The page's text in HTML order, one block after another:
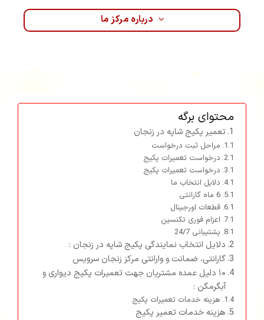
درباره مرکز ما
محتوای برگه
تعمیر پکیج شاپه در زنجان
مراحل ثبت درخواست
درخواست تعمیرات پکیج
درخواست تعمیرات پکیج
دلایل انتخاب ما
6 ماه گارانتی
قطعات اورجینال
اعزام فوری تکنسین
پشتیبانی 24/7
دلایل انتخاب نمایندگی پکیج شاپه در زنجان :
گارانتی، ضمانت و وارانتی مرکز زنجان سرویس
۱۰ دلیل عمده مشتریان جهت تعمیرات پکیج دیواری و
آبگرمگن :
هزینه خدمات تعمیرات پکیج
هزینه خدمات تعمیر پکیج